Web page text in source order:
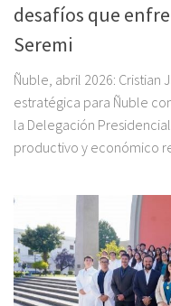
desafíos que
Seremi
Ñuble, abril 2026: Cristian
estratégica para Ñuble
la Delegación
productivo y económico